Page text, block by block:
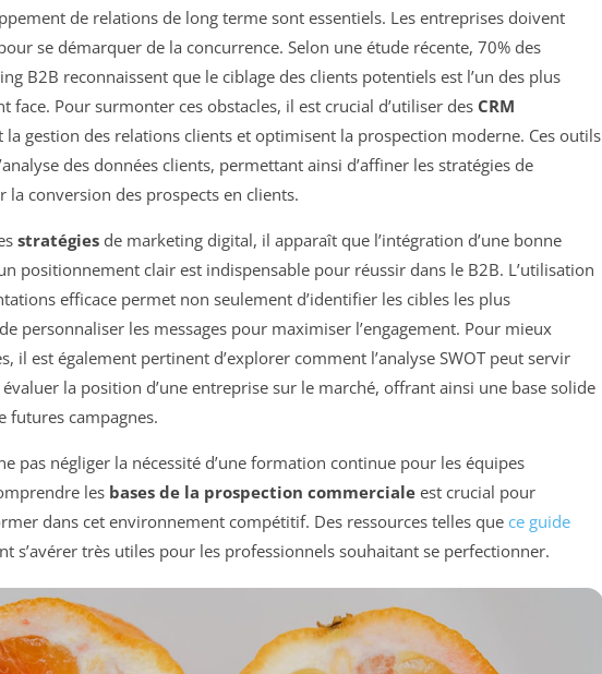
de relations de long terme sont essentiels. Les entreprises doivent
se démarquer de la concurrence. Selon une étude récente, 70% des
B2B reconnaissent que le ciblage des clients potentiels est l’un des plus
face. Pour surmonter ces obstacles, il est crucial d’utiliser des CRM
gestion des relations clients et optimisent la prospection moderne. Ces outils
des données clients, permettant ainsi d’affiner les stratégies de
la conversion des prospects en clients.
stratégies de marketing digital, il apparaît que l’intégration d’une bonne
positionnement clair est indispensable pour réussir dans le B2B. L’utilisation
efficace permet non seulement d’identifier les cibles les plus
personnaliser les messages pour maximiser l’engagement. Pour mieux
il est également pertinent d’explorer comment l’analyse SWOT peut servir
la position d’une entreprise sur le marché, offrant ainsi une base solide
futures campagnes.
pas négliger la nécessité d’une formation continue pour les équipes
les bases de la prospection commerciale est crucial pour
dans cet environnement compétitif. Des ressources telles que ce guide
s’avérer très utiles pour les professionnels souhaitant se perfectionner.